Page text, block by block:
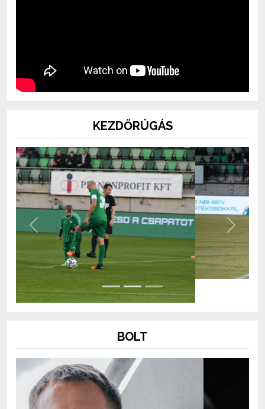
KEZDŐRÚGÁS
Previous Next